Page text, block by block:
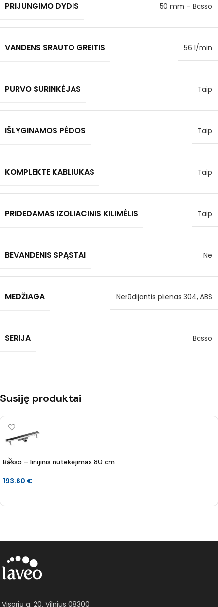
PRIJUNGIMO DYDIS 50 mm – Basso
VANDENS SRAUTO GREITIS 56 l/min
PURVO SURINKĖJAS Taip
IŠLYGINAMOS PĖDOS Taip
KOMPLEKTE KABLIUKAS Taip
PRIDEDAMAS IZOLIACINIS KILIMĖLIS Taip
BEVANDENIS SPĄSTAI Ne
MEDŽIAGA Nerūdijantis plienas 304, ABS
SERIJA Basso
Susiję produktai
Basso – linijinis nutekėjimas 80 cm
193.60 €
Visorių g. 20, Vilnius 08300